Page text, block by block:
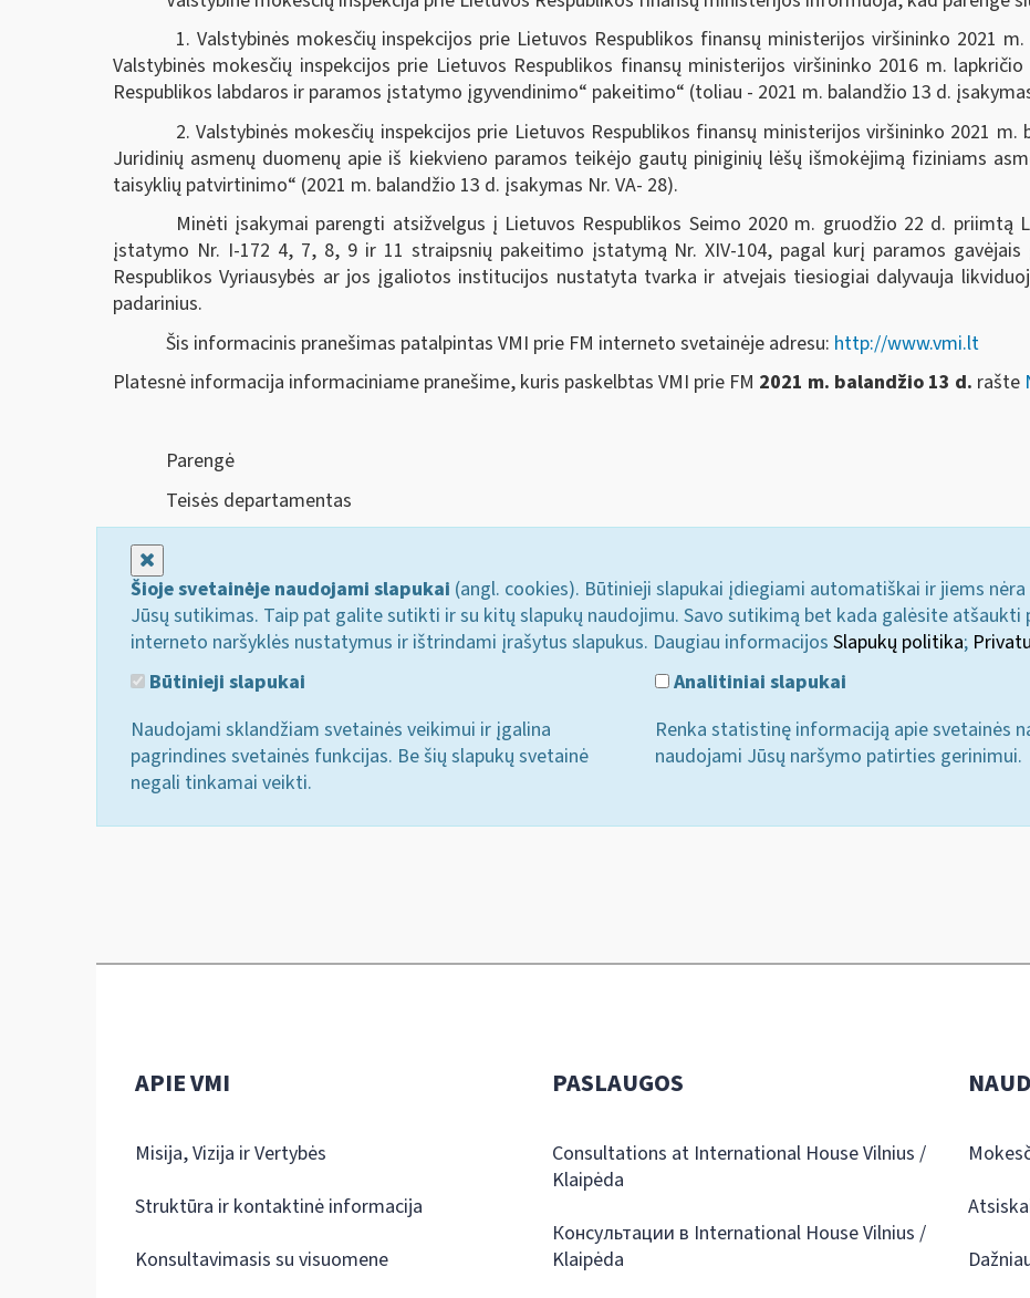
1. Valstybinės mokesčių inspekcijos prie Lietuvos Respublikos finansų ministerijos viršininko 2021
Valstybinės mokesčių inspekcijos prie Lietuvos Respublikos finansų ministerijos viršininko 2016 m.
Respublikos labdaros ir paramos įstatymo įgyvendinimo“ pakeitimo“ (toliau - 2021 m. balandžio 13 d.
2. Valstybinės mokesčių inspekcijos prie Lietuvos Respublikos finansų ministerijos viršininko 2021
Juridinių asmenų duomenų apie iš kiekvieno paramos teikėjo gautų piniginių lėšų išmokėjimą fiziniams
taisyklių patvirtinimo“ (2021 m. balandžio 13 d. įsakymas Nr. VA- 28).
Minėti įsakymai parengti atsižvelgus į Lietuvos Respublikos Seimo 2020 m. gruodžio 22 d. priimtą
įstatymo Nr. I-172 4, 7, 8, 9 ir 11 straipsnių pakeitimo įstatymą Nr. XIV-104, pagal kurį paramos
Respublikos Vyriausybės ar jos įgaliotos institucijos nustatyta tvarka ir atvejais tiesiogiai dalyvauja
padarinius.
Šis informacinis pranešimas patalpintas VMI prie FM interneto svetainėje adresu: http://www.vmi.lt
Platesnė informacija informaciniame pranešime, kuris paskelbtas VMI prie FM 2021 m. balandžio 13 d. rašte
Parengė
Teisės departamentas
Šioje svetainėje naudojami slapukai (angl. cookies). Būtinieji slapukai įdiegiami automatiškai ir jiems
Jūsų sutikimas. Taip pat galite sutikti ir su kitų slapukų naudojimu. Savo sutikimą bet kada galėsite atšaukti
interneto naršyklės nustatymus ir ištrindami įrašytus slapukus. Daugiau informacijos Slapukų politika;
Būtinieji slapukai
Naudojami sklandžiam svetainės veikimui ir įgalina
pagrindines svetainės funkcijas. Be šių slapukų svetainė
negali tinkamai veikti.
Analitiniai slapukai
Renka statistinę informaciją apie svetainės
naudojami Jūsų naršymo patirties gerinimui.
APIE VMI
Misija, Vizija ir Vertybės
Struktūra ir kontaktinė informacija
Konsultavimasis su visuomene
PASLAUGOS
Consultations at International House Vilnius /
Klaipėda
Консультации в International House Vilnius /
Klaipėda